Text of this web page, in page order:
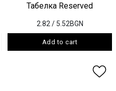
Табелка Reserved
2.82 / 5.52BGN
Add to cart